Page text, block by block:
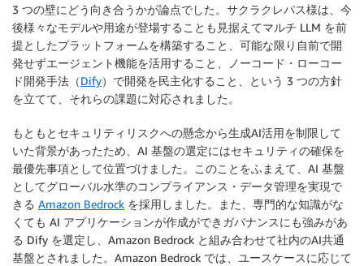
3 つの壁にどう向き合うかが論点でした。サクラクレパス様は、今
後様々なモデルや用途が登場することも見据えてマルチ LLM を前
提としたプラットフォームを構築すること、可能な限り自前で開
発せずエージェント機能を活用すること、ノーコード・ローコー
ド開発手法（Dify）で開発を民主化すること、という 3 つの方針
を立てて、それらの課題に対応されました。
もともとセキュリティリスクへの懸念から生成AI活用を制限して
いた背景があったため、AI 基盤の選定にはセキュリティの確保を
最優先事項として位置づけました。このことをふまえて、AI 基盤
としてグローバル水準のコンプライアンス・データ管理を実現で
きる Amazon Bedrock を採用しました。また、専門的な知識がな
くても AI アプリケーションが作成ができガバナンスにも強みがあ
る Dify を選定し、Amazon Bedrock と組み合わせて社内のAI共通
基盤とされました。Amazon Bedrock では、ユースケースに応じて